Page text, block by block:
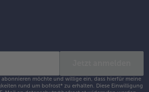
möchte und willige ein, dass hierfür meine
rund um bofrost* zu erhalten. Diese Einwilligung